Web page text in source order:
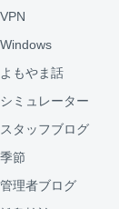
VPN
Windows
よもやま話
シミュレーター
スタッフブログ
季節
管理者ブログ